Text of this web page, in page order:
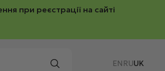
при реєстрації на сайті
EN RUUK